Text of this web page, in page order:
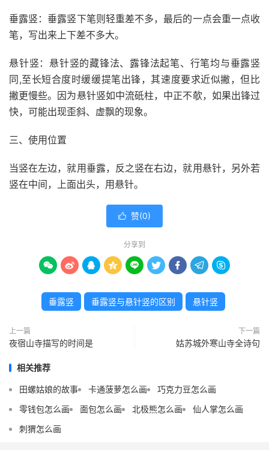
垂露竖：垂露竖下笔则轻重差不多，最后的一点会重一点收
笔，写出来上下差不多大。
悬针竖：悬针竖的藏锋法、露锋法起笔、行笔均与垂露竖
同,至长短合度时缓缓提笔出锋，其速度要求近似撇，但比
撇更慢些。因为悬针竖如中流砥柱，中正不欹，如果出锋过
快，可能出现歪斜、虚飘的现象。
三、使用位置
当竖在左边，就用垂露，反之竖在右边，就用悬针，另外若
竖在中间，上面出头，用悬针。
 赞(0)
分享到
        
垂露竖 垂露竖与悬针竖的区别 悬针竖
上一篇
夜宿山寺描写的时间是
下一篇
姑苏城外寒山寺全诗句
相关推荐
田螺姑娘的故事 卡通菠萝怎么画
巧克力豆怎么画
零钱包怎么画
面包怎么画 北极熊怎么画
仙人掌怎么画
刺猬怎么画